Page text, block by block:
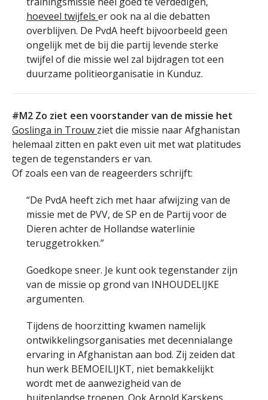
hoeveel twijfels er ook na al die debatten
overblijven. De PvdA heeft bijvoorbeeld geen
ongelijk met de bij die partij levende sterke
twijfel of die missie wel zal bijdragen tot een
duurzame politieorganisatie in Kunduz.
#M2 Zo ziet een voorstander van de missie het
Goslinga in Trouw ziet die missie naar Afghanistan
helemaal zitten en pakt even uit met wat platitudes
tegen de tegenstanders er van.
Of zoals een van de reageerders schrijft:
“De PvdA heeft zich met haar afwijzing van de
missie met de PVV, de SP en de Partij voor de
Dieren achter de Hollandse waterlinie
teruggetrokken.”
Goedkope sneer. Je kunt ook tegenstander zijn
van de missie op grond van INHOUDELIJKE
argumenten.
Tijdens de hoorzitting kwamen namelijk
ontwikkelingsorganisaties met decennialange
ervaring in Afghanistan aan bod. Zij zeiden dat
hun werk BEMOEILIJKT, niet bemakkelijkt
wordt met de aanwezigheid van de
buitenlandse troepen. Ook Arnold Karskens,